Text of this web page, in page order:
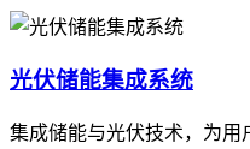
光伏储能集成系统
集成储能与光伏技术，为用